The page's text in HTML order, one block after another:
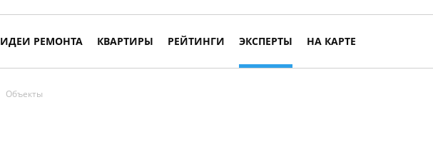
ИДЕИ РЕМОНТА КВАРТИРЫ РЕЙТИНГИ ЭКСПЕРТЫ НА КАРТЕ
Объекты